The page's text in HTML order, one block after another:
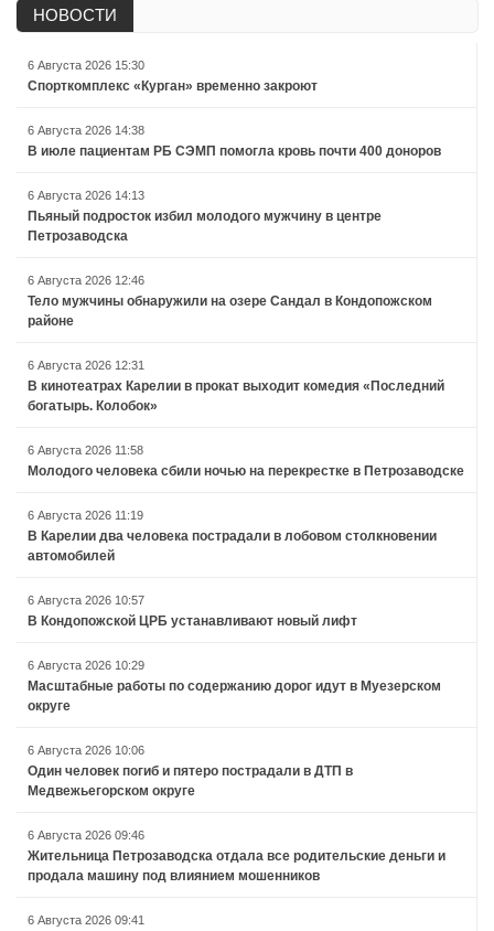
НОВОСТИ
6 Августа 2026 15:30
Спорткомплекс «Курган» временно закроют
6 Августа 2026 14:38
В июле пациентам РБ СЭМП помогла кровь почти 400 доноров
6 Августа 2026 14:13
Пьяный подросток избил молодого мужчину в центре
Петрозаводска
6 Августа 2026 12:46
Тело мужчины обнаружили на озере Сандал в Кондопожском
районе
6 Августа 2026 12:31
В кинотеатрах Карелии в прокат выходит комедия «Последний
богатырь. Колобок»
6 Августа 2026 11:58
Молодого человека сбили ночью на перекрестке в Петрозаводске
6 Августа 2026 11:19
В Карелии два человека пострадали в лобовом столкновении
автомобилей
6 Августа 2026 10:57
В Кондопожской ЦРБ устанавливают новый лифт
6 Августа 2026 10:29
Масштабные работы по содержанию дорог идут в Муезерском
округе
6 Августа 2026 10:06
Один человек погиб и пятеро пострадали в ДТП в
Медвежьегорском округе
6 Августа 2026 09:46
Жительница Петрозаводска отдала все родительские деньги и
продала машину под влиянием мошенников
6 Августа 2026 09:41